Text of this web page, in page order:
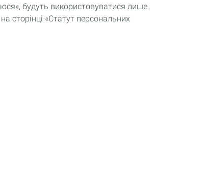
будуть використовуватися лише
сторінці «Статут персональних